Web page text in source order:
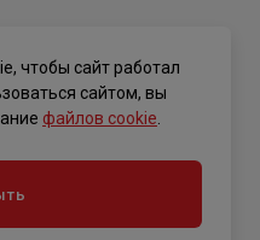
чтобы сайт работал
сайтом, вы
файлов cookie